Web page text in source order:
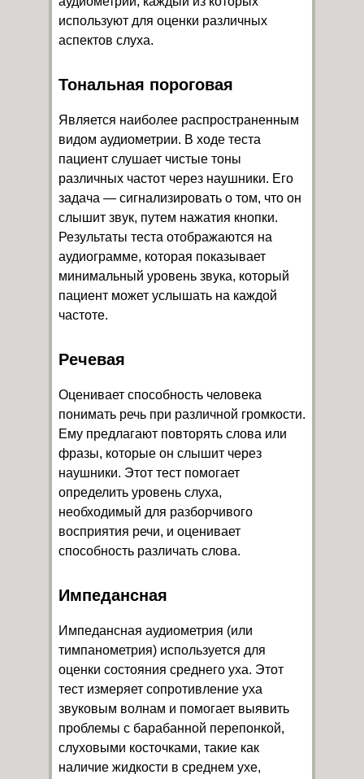
используют для оценки различных
аспектов слуха.
Тональная пороговая
Является наиболее распространенным
видом аудиометрии. В ходе теста
пациент слушает чистые тоны
различных частот через наушники. Его
задача — сигнализировать о том, что он
слышит звук, путем нажатия кнопки.
Результаты теста отображаются на
аудиограмме, которая показывает
минимальный уровень звука, который
пациент может услышать на каждой
частоте.
Речевая
Оценивает способность человека
понимать речь при различной громкости.
Ему предлагают повторять слова или
фразы, которые он слышит через
наушники. Этот тест помогает
определить уровень слуха,
необходимый для разборчивого
восприятия речи, и оценивает
способность различать слова.
Импедансная
Импедансная аудиометрия (или
тимпанометрия) используется для
оценки состояния среднего уха. Этот
тест измеряет сопротивление уха
звуковым волнам и помогает выявить
проблемы с барабанной перепонкой,
слуховыми косточками, такие как
наличие жидкости в среднем ухе,